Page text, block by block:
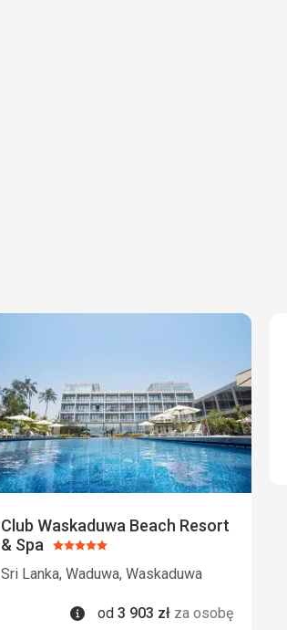
Club Waskaduwa Beach Resort
& Spa Ocena:
5/5
Sri Lanka, Waduwa, Waskaduwa
Informacje
od 3 903 zł za osobę